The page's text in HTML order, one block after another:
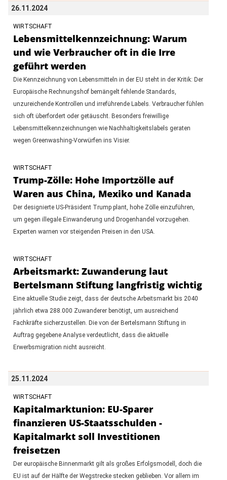
26.11.2024
WIRTSCHAFT
Lebensmittelkennzeichnung: Warum
und wie Verbraucher oft in die Irre
geführt werden
Die Kennzeichnung von Lebensmitteln in der EU steht in der Kritik: Der
Europäische Rechnungshof bemängelt fehlende Standards,
unzureichende Kontrollen und irreführende Labels. Verbraucher fühlen
sich oft überfordert oder getäuscht. Besonders freiwillige
Lebensmittelkennzeichnungen wie Nachhaltigkeitslabels geraten
wegen Greenwashing-Vorwürfen ins Visier.
WIRTSCHAFT
Trump-Zölle: Hohe Importzölle auf
Waren aus China, Mexiko und Kanada
Der designierte US-Präsident Trump plant, hohe Zölle einzuführen,
um gegen illegale Einwanderung und Drogenhandel vorzugehen.
Experten warnen vor steigenden Preisen in den USA.
WIRTSCHAFT
Arbeitsmarkt: Zuwanderung laut
Bertelsmann Stiftung langfristig wichtig
Eine aktuelle Studie zeigt, dass der deutsche Arbeitsmarkt bis 2040
jährlich etwa 288.000 Zuwanderer benötigt, um ausreichend
Fachkräfte sicherzustellen. Die von der Bertelsmann Stiftung in
Auftrag gegebene Analyse verdeutlicht, dass die aktuelle
Erwerbsmigration nicht ausreicht.
25.11.2024
WIRTSCHAFT
Kapitalmarktunion: EU-Sparer
finanzieren US-Staatsschulden -
Kapitalmarkt soll Investitionen
freisetzen
Der europäische Binnenmarkt gilt als großes Erfolgsmodell, doch die
EU ist auf der Hälfte der Wegstrecke stecken geblieben. Vor allem im